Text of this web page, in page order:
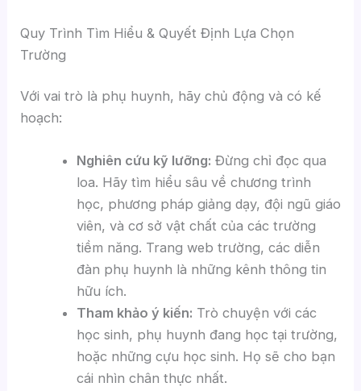
Quy Trình Tìm Hiểu & Quyết Định Lựa Chọn
Trường
Với vai trò là phụ huynh, hãy chủ động và có kế
hoạch:
Nghiên cứu kỹ lưỡng: Đừng chỉ đọc qua
loa. Hãy tìm hiểu sâu về chương trình
học, phương pháp giảng dạy, đội ngũ giáo
viên, và cơ sở vật chất của các trường
tiềm năng. Trang web trường, các diễn
đàn phụ huynh là những kênh thông tin
hữu ích.
Tham khảo ý kiến: Trò chuyện với các
học sinh, phụ huynh đang học tại trường,
hoặc những cựu học sinh. Họ sẽ cho bạn
cái nhìn chân thực nhất.